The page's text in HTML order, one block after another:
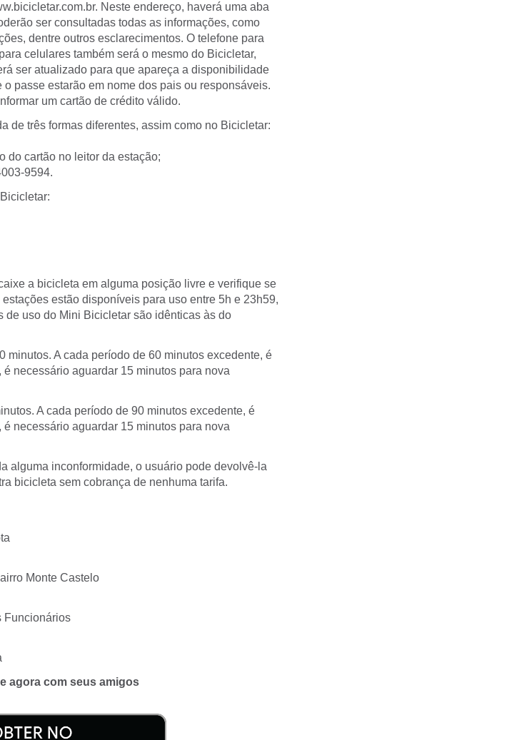
Neste endereço, haverá uma aba
ser consultadas todas as informações, como
dentre outros esclarecimentos. O telefone para
celulares também será o mesmo do Bicicletar,
ser atualizado para que apareça a disponibilidade
passe estarão em nome dos pais ou responsáveis.
um cartão de crédito válido.
de três formas diferentes, assim como no Bicicletar:
do cartão no leitor da estação;
9594.
a bicicleta em alguma posição livre e verifique se
estão disponíveis para uso entre 5h e 23h59,
de uso do Mini Bicicletar são idênticas às do
minutos. A cada período de 60 minutos excedente, é
necessário aguardar 15 minutos para nova
A cada período de 90 minutos excedente, é
necessário aguardar 15 minutos para nova
alguma inconformidade, o usuário pode devolvê-la
bicicleta sem cobrança de nenhuma tarifa.
Monte Castelo
Funcionários
agora com seus amigos